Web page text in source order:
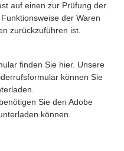
auf einen zur Prüfung der
der Waren
zurückzuführen ist.
finden Sie hier. Unsere
können Sie
Sie den Adobe
können.